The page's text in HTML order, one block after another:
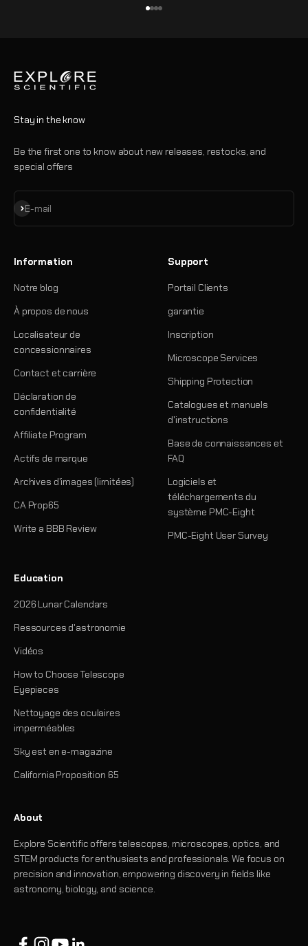
Stay in the know
Be the first one to know about new releases, restocks, and
special offers
E-mail
S'inscrire
Information
Notre blog
À propos de nous
Localisateur de
concessionnaires
Contact et carrière
Déclaration de
confidentialité
Affiliate Program
Actifs de marque
Archives d'images (limitées)
CA Prop65
Write a BBB Review
Support
Portail Clients
garantie
Inscription
Microscope Services
Shipping Protection
Catalogues et manuels
d'instructions
Base de connaissances et
FAQ
Logiciels et
téléchargements du
système PMC-Eight
PMC-Eight User Survey
Education
2026 Lunar Calendars
Ressources d'astronomie
Vidéos
How to Choose Telescope
Eyepieces
Nettoyage des oculaires
imperméables
Sky est en e-magazine
California Proposition 65
About
Explore Scientific offers telescopes, microscopes, optics, and
STEM products for enthusiasts and professionals. We focus on
precision and innovation, empowering discovery in fields like
astronomy, biology, and science.